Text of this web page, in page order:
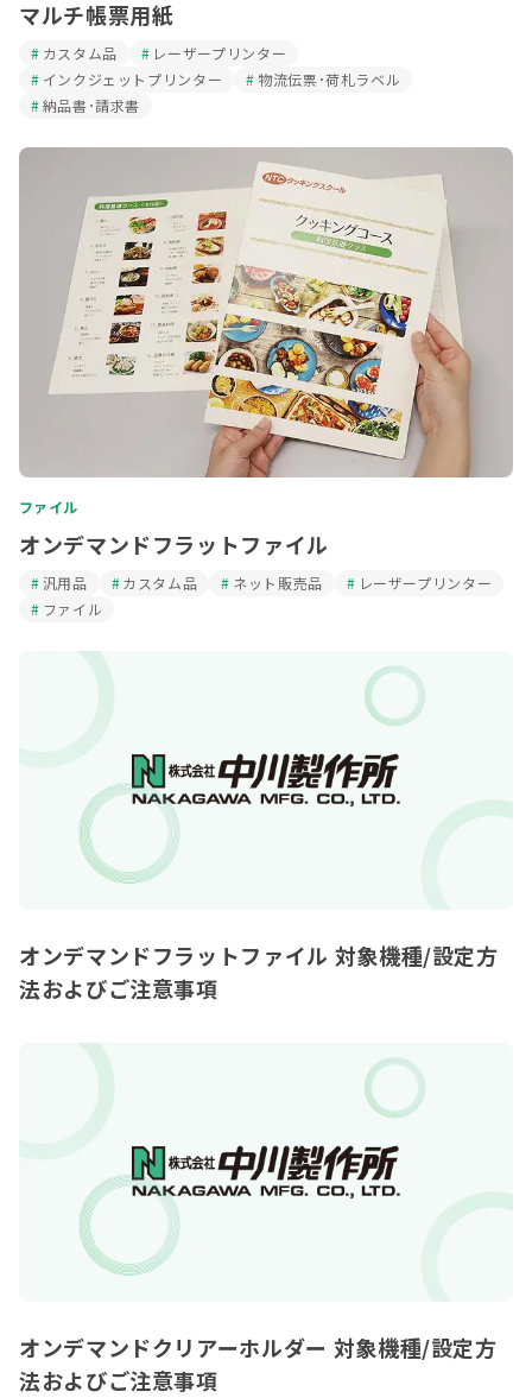
マルチ帳票用紙
カスタム品
レーザープリンター
インクジェットプリンター
物流伝票･荷札ラベル
納品書･請求書
ファイル
オンデマンドフラットファイル
汎用品 カスタム品 ネット販売品
レーザープリンター
ファイル
オンデマンドフラットファイル 対象機種/設定方
法およびご注意事項
オンデマンドクリアーホルダー 対象機種/設定方
法およびご注意事項